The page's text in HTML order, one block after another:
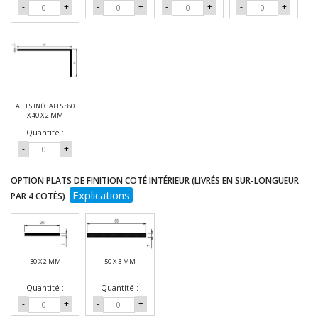
- + - + - + - +
AILES INÉGALES : 80
X 40 X 2 MM
Quantité :
- +
OPTION PLATS DE FINITION COTÉ INTÉRIEUR (LIVRÉS EN SUR-LONGUEUR
PAR 4 COTÉS)
Explications
30 X 2 MM
Quantité :
- +
50 X 3 MM
Quantité :
- +